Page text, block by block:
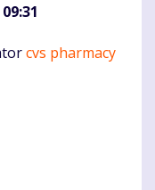
cvs pharmacy